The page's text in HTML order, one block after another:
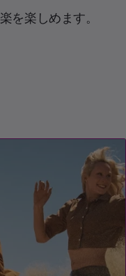
を楽しめます。